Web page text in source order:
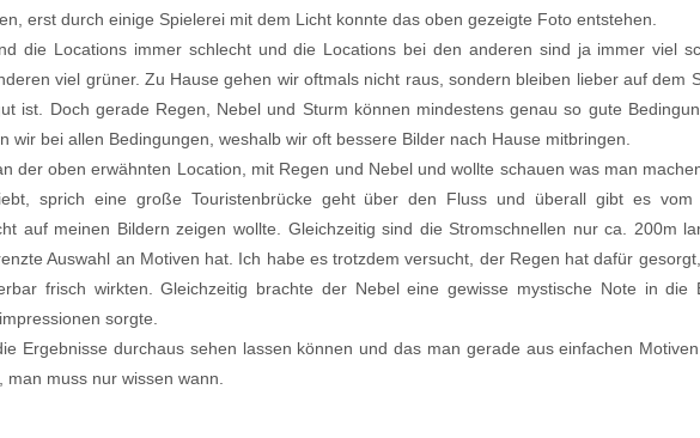
erst durch einige Spielerei mit dem Licht konnte das oben gezeigte Foto entstehen.
die Locations immer schlecht und die Locations bei den anderen sind ja immer viel
viel grüner. Zu Hause gehen wir oftmals nicht raus, sondern bleiben lieber auf dem
ist. Doch gerade Regen, Nebel und Sturm können mindestens genau so gute
wir bei allen Bedingungen, weshalb wir oft bessere Bilder nach Hause mitbringen.
der oben erwähnten Location, mit Regen und Nebel und wollte schauen was man
sprich eine große Touristenbrücke geht über den Fluss und überall gibt es vom
auf meinen Bildern zeigen wollte. Gleichzeitig sind die Stromschnellen nur ca. 200m
Auswahl an Motiven hat. Ich habe es trotzdem versucht, der Regen hat dafür
frisch wirkten. Gleichzeitig brachte der Nebel eine gewisse mystische Note in die
sorgte.
Ergebnisse durchaus sehen lassen können und das man gerade aus einfachen
muss nur wissen wann.